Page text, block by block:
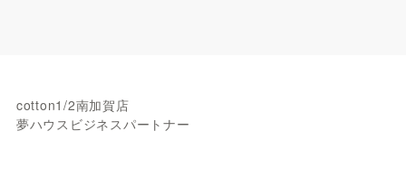
cotton1/2南加賀店
夢ハウスビジネスパートナー